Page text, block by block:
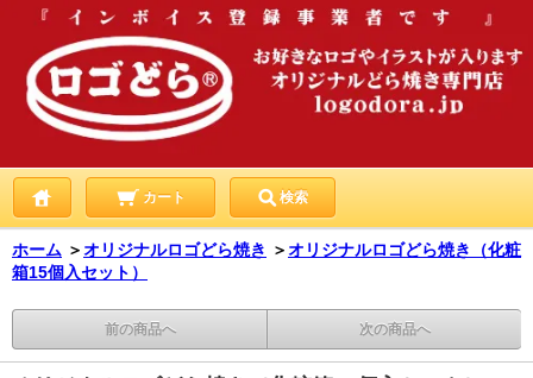
カート 検索
ホーム ＞オリジナルロゴどら焼き ＞オリジナルロゴどら焼き（化粧
箱15個入セット）
前の商品へ 次の商品へ